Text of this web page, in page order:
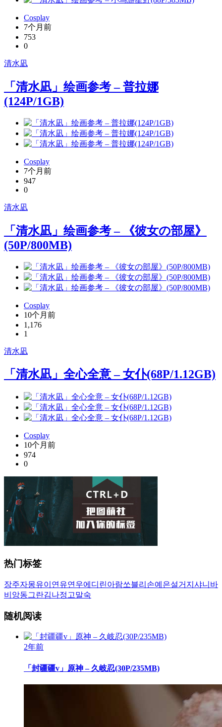
Cosplay
7个月前
753
0
清水凪
「清水凪」绘画参考 – 普拉娜
(124P/1GB)
Cosplay
7个月前
947
0
清水凪
「清水凪」绘画参考 – 《彼女の部屋》
(50P/800MB)
Cosplay
10个月前
1,176
1
清水凪
「清水凪」全心全意 – 女仆(68P/1.12GB)
Cosplay
10个月前
974
0
热门标签
장주자몽유이 연유연우에디린아람쏘블리 손예은설거지 샤니 바
비앙동그란김나정 고말숙
随机阅读
2年前
「封疆疆v」原神 – 久岐忍(30P/235MB)